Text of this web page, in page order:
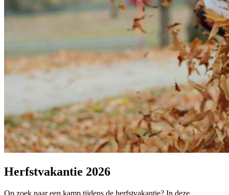
Herfstvakantie 2026
Op zoek naar een kamp tijdens de herfstvakantie? In deze